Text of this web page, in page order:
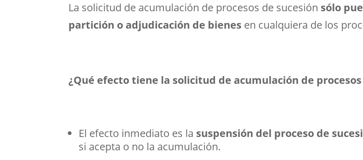
La solicitud de acumulación de procesos de sucesión sólo
partición o adjudicación de bienes en cualquiera de los
¿Qué efecto tiene la solicitud de acumulación de procesos
El efecto inmediato es la suspensión del proceso de
si acepta o no la acumulación.